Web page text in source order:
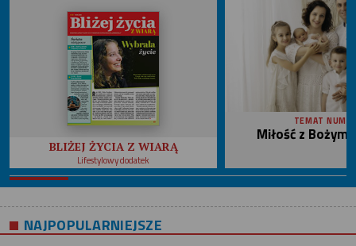
BLIŻEJ ŻYCIA Z WIARĄ
Lifestylowy dodatek
TEMAT
Miłość z
NAJPOPULARNIEJSZE